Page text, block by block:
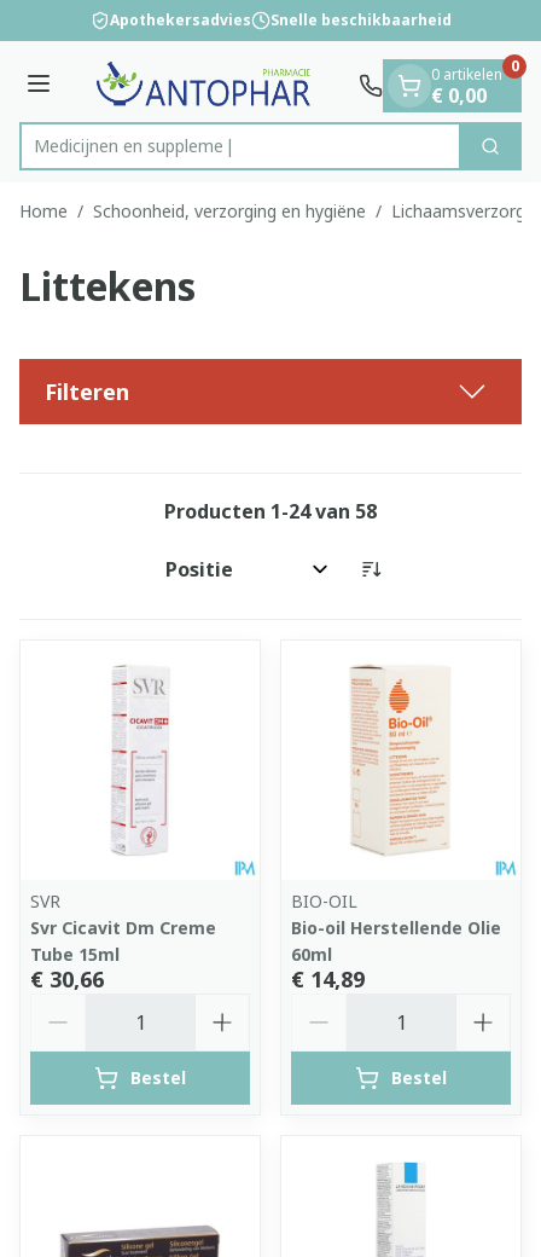
Ga naar de inhoud
1 van 1 Apothekersadvies Snelle beschikbaarheid
Menu
Product, merk, categorie...
Medi Zoek
0 artikelen
€ 0,00
0
Home / Schoonheid, verzorging en hygiëne /
Littekens
Filteren
Producten 1-24van 58
Sorteer op:
SVR
Svr Cicavit Dm Creme
Tube 15ml
€ 30,66
Bestel
BIO-OIL
Bio-oil Herstellende Olie
60ml
€ 14,89
Bestel